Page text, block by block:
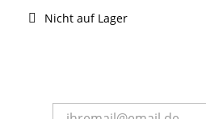
Nicht auf Lager